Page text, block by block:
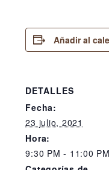
Añadir al
DETALLES
Fecha:
23 julio, 2021
Hora:
9:30 PM - 11:00 PM